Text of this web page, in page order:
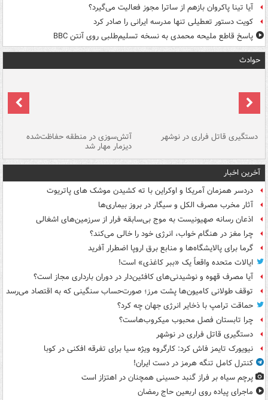
آیا تینا پاکروان بازهم از ساترا مجوز فعالیت می‌گیرد؟
کویت دستور تعطیلی تنها مدرسه ایرانی را صادر کرد
پاسخ قاطع ملیحه محمدی به نسخه تسلیم‌طلبی روی آنتن BBC
حوادث
دستگیری قاتل فراری در نوشهر آتش‌سوزی در منطقه حفاظت‌شده
دیزمار مهار شد
آخرین اخبار
دردسر همزمان آمریکا و اوکراین با ته کشیدن موشک های پاتریوت
آثار مخرب مصرف الکل و سیگار در بروز بیماری‌ها
اذعان رسانه صهیونیست به موج بی‌سابقه فرار از سرزمین‌های اشغالی
چرا مغز در هنگام خواب، انرژی خود را خالی می‌کند؟
گرما برای پالایشگاه‌ها و منابع برق اروپا اضطرار آفرید
ایالات متحده واقعاً یک «ببر کاغذی» است!
آیا مصرف قهوه و نوشیدنی‌های کافئین‌دار در دوران بارداری مجاز است؟
توقف طولانی کامیون‌ها پشت مرز؛ صورت‌حساب سنگینی که به اقتصاد می‌رسد
حماقت ترامپ با ذخایر انرژی جهان چه کرد؟
چرا تابستان فصل محبوب میکروب‌هاست؟
دستگیری قاتل فراری در نوشهر
نیویورک تایمز فاش کرد: کارگروه ویژه سیا برای تفرقه افکنی در کوبا
کنترل کامل تنگه هرمز در دست ایران!
پرچم سیاه بر فراز گنبد حسینی همچنان در اهتزاز است
ماجرای پیاده روی اربعین حاج رمضان